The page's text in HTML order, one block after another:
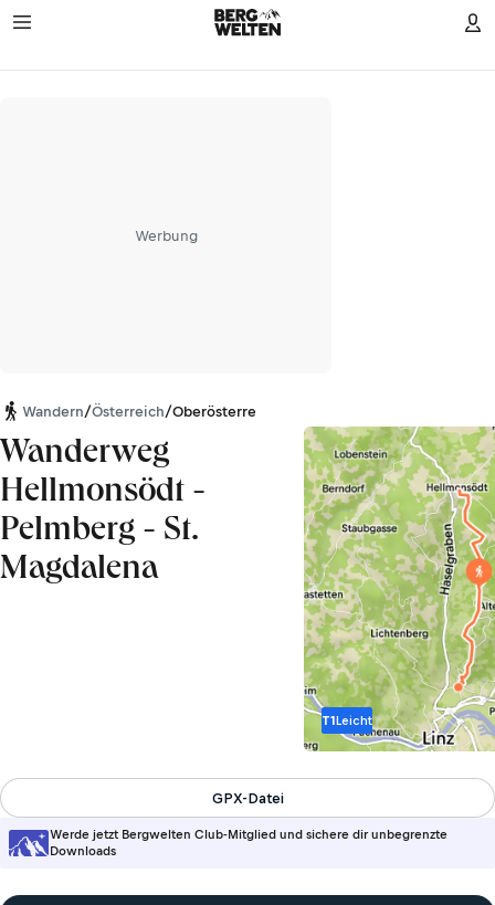
Werbung
Wandern/Österreich/Oberösterreich
Wanderweg
Hellmonsödt -
Pelmberg - St.
Magdalena
T1Leicht
Werde jetzt Bergwelten Club-Mitglied und sichere dir unbegrenzte
Downloads
GPX-Datei